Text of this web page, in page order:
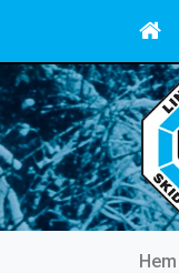
Hem